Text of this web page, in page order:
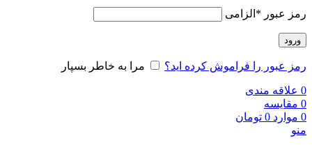
رمز عبور * الزامی
ورود
رمز عبور را فراموش کرده اید؟ مرا به خاطر بسپار
0 علاقه مندی
0 مقایسه
0 موارد 0 تومان
منو